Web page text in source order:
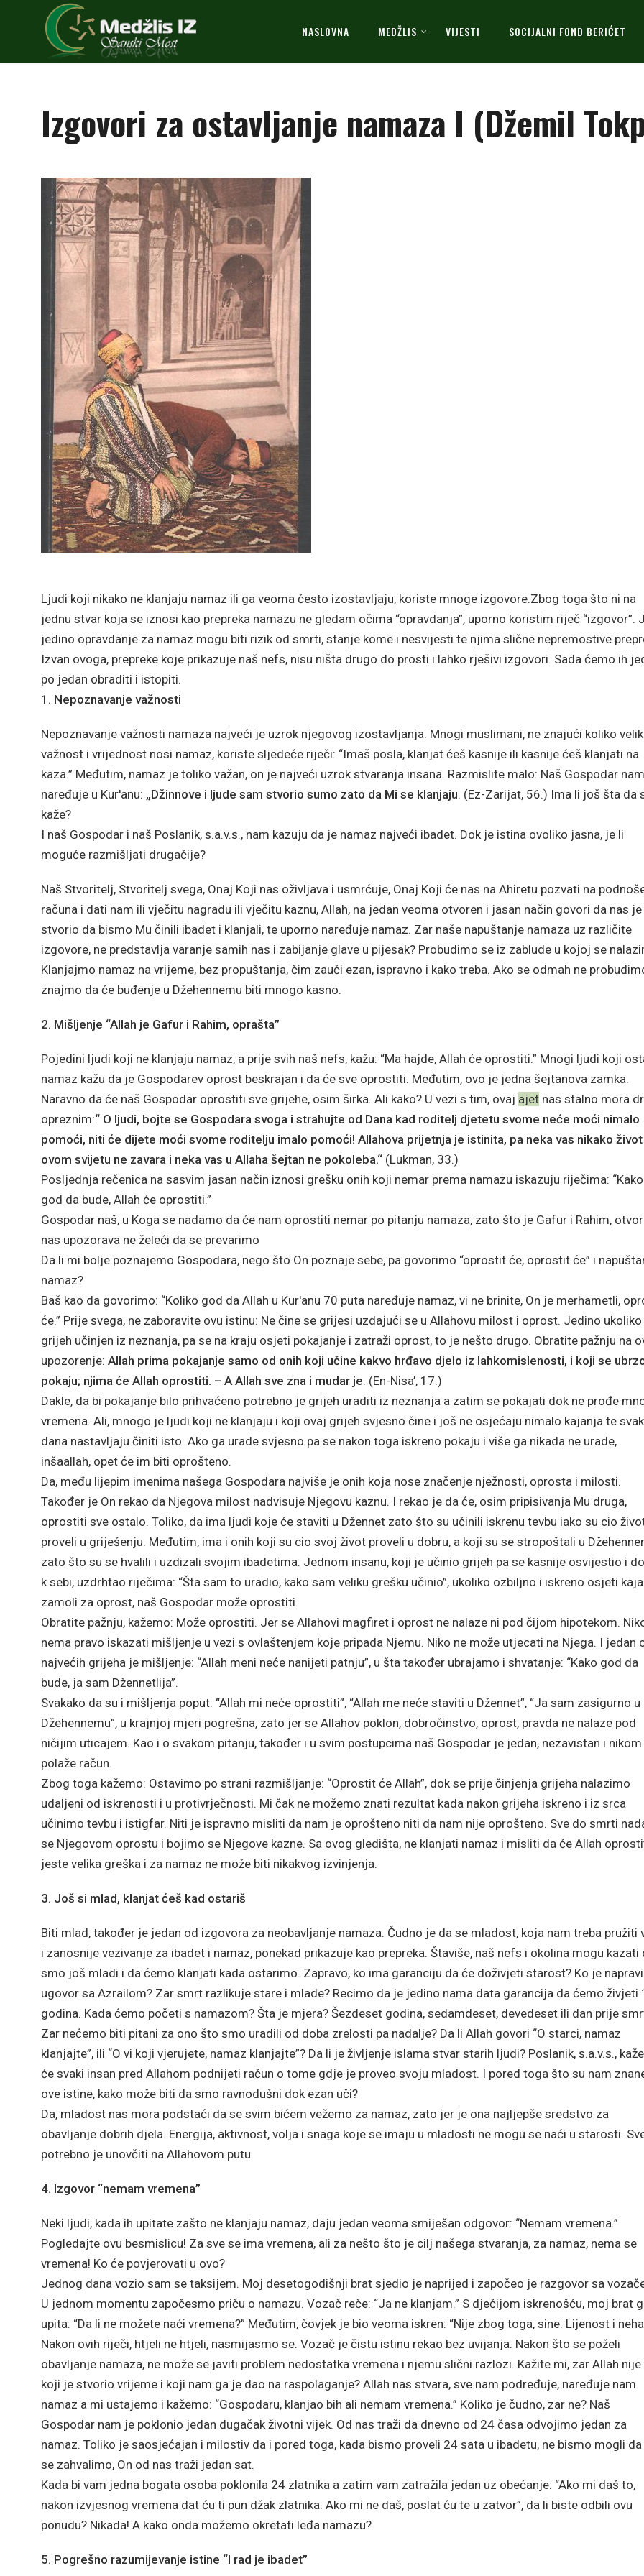
NASLOVNA MEDŽLIS VIJESTI SOCIJALNI FOND BERIĆET
Izgovori za ostavljanje namaza I (Džemil
Ljudi koji nikako ne klanjaju namaz ili ga veoma često izostavljaju, koriste mnoge izgovore.Zbog toga što ni na
jednu stvar koja se iznosi kao prepreka namazu ne gledam očima “opravdanja”, uporno koristim riječ “izgovor”.
jedino opravdanje za namaz mogu biti rizik od smrti, stanje kome i nesvijesti te njima slične nepremostive
Izvan ovoga, prepreke koje prikazuje naš nefs, nisu ništa drugo do prosti i lahko rješivi izgovori. Sada ćemo ih
po jedan obraditi i istopiti.
1. Nepoznavanje važnosti
Nepoznavanje važnosti namaza najveći je uzrok njegovog izostavljanja. Mnogi muslimani, ne znajući koliko
važnost i vrijednost nosi namaz, koriste sljedeće riječi: “Imaš posla, klanjat ćeš kasnije ili kasnije ćeš klanjati na
kaza.” Međutim, namaz je toliko važan, on je najveći uzrok stvaranja insana. Razmislite malo: Naš Gospodar nam
naređuje u Kur'anu: „Džinnove i ljude sam stvorio sumo zato da Mi se klanjaju. (Ez-Zarijat, 56.) Ima li još šta da
kaže?
I naš Gospodar i naš Poslanik, s.a.v.s., nam kazuju da je namaz najveći ibadet. Dok je istina ovoliko jasna, je li
moguće razmišljati drugačije?
Naš Stvoritelj, Stvoritelj svega, Onaj Koji nas oživljava i usmrćuje, Onaj Koji će nas na Ahiretu pozvati na
računa i dati nam ili vječitu nagradu ili vječitu kaznu, Allah, na jedan veoma otvoren i jasan način govori da nas je
stvorio da bismo Mu činili ibadet i klanjali, te uporno naređuje namaz. Zar naše napuštanje namaza uz različite
izgovore, ne predstavlja varanje samih nas i zabijanje glave u pijesak? Probudimo se iz zablude u kojoj se
Klanjajmo namaz na vrijeme, bez propuštanja, čim zauči ezan, ispravno i kako treba. Ako se odmah ne
znajmo da će buđenje u Džehennemu biti mnogo kasno.
2. Mišljenje “Allah je Gafur i Rahim, oprašta”
Pojedini ljudi koji ne klanjaju namaz, a prije svih naš nefs, kažu: “Ma hajde, Allah će oprostiti.” Mnogi ljudi koji
namaz kažu da je Gospodarev oprost beskrajan i da će sve oprostiti. Međutim, ovo je jedna šejtanova zamka.
Naravno da će naš Gospodar oprostiti sve grijehe, osim širka. Ali kako? U vezi s tim, ovaj ajet nas stalno mora
opreznim:“ O ljudi, bojte se Gospodara svoga i strahujte od Dana kad roditelj djetetu svome neće moći nimalo
pomoći, niti će dijete moći svome roditelju imalo pomoći! Allahova prijetnja je istinita, pa neka vas nikako život
ovom svijetu ne zavara i neka vas u Allaha šejtan ne pokoleba.“ (Lukman, 33.)
Posljednja rečenica na sasvim jasan način iznosi grešku onih koji nemar prema namazu iskazuju riječima: “Kako
god da bude, Allah će oprostiti.”
Gospodar naš, u Koga se nadamo da će nam oprostiti nemar po pitanju namaza, zato što je Gafur i Rahim,
nas upozorava ne želeći da se prevarimo
Da li mi bolje poznajemo Gospodara, nego što On poznaje sebe, pa govorimo “oprostit će, oprostit će” i
namaz?
Baš kao da govorimo: “Koliko god da Allah u Kur'anu 70 puta naređuje namaz, vi ne brinite, On je merhametli,
će.” Prije svega, ne zaboravite ovu istinu: Ne čine se grijesi uzdajući se u Allahovu milost i oprost. Jedino
grijeh učinjen iz neznanja, pa se na kraju osjeti pokajanje i zatraži oprost, to je nešto drugo. Obratite pažnju na
upozorenje: Allah prima pokajanje samo od onih koji učine kakvo hrđavo djelo iz lahkomislenosti, i koji se
pokaju; njima će Allah oprostiti. – A Allah sve zna i mudar je. (En-Nisa’, 17.)
Dakle, da bi pokajanje bilo prihvaćeno potrebno je grijeh uraditi iz neznanja a zatim se pokajati dok ne prođe
vremena. Ali, mnogo je ljudi koji ne klanjaju i koji ovaj grijeh svjesno čine i još ne osjećaju nimalo kajanja te
dana nastavljaju činiti isto. Ako ga urade svjesno pa se nakon toga iskreno pokaju i više ga nikada ne urade,
inšaallah, opet će im biti oprošteno.
Da, među lijepim imenima našega Gospodara najviše je onih koja nose značenje nježnosti, oprosta i milosti.
Također je On rekao da Njegova milost nadvisuje Njegovu kaznu. I rekao je da će, osim pripisivanja Mu druga,
oprostiti sve ostalo. Toliko, da ima ljudi koje će staviti u Džennet zato što su učinili iskrenu tevbu iako su cio
proveli u griješenju. Međutim, ima i onih koji su cio svoj život proveli u dobru, a koji su se stropoštali u
zato što su se hvalili i uzdizali svojim ibadetima. Jednom insanu, koji je učinio grijeh pa se kasnije osvijestio i
k sebi, uzdrhtao riječima: “Šta sam to uradio, kako sam veliku grešku učinio”, ukoliko ozbiljno i iskreno osjeti
zamoli za oprost, naš Gospodar može oprostiti.
Obratite pažnju, kažemo: Može oprostiti. Jer se Allahovi magfiret i oprost ne nalaze ni pod čijom hipotekom.
nema pravo iskazati mišljenje u vezi s ovlaštenjem koje pripada Njemu. Niko ne može utjecati na Njega. I jedan
najvećih grijeha je mišljenje: “Allah meni neće nanijeti patnju”, u šta također ubrajamo i shvatanje: “Kako god da
bude, ja sam Džennetlija”.
Svakako da su i mišljenja poput: “Allah mi neće oprostiti”, “Allah me neće staviti u Džennet”, “Ja sam zasigurno u
Džehennemu”, u krajnjoj mjeri pogrešna, zato jer se Allahov poklon, dobročinstvo, oprost, pravda ne nalaze pod
ničijim uticajem. Kao i o svakom pitanju, također i u svim postupcima naš Gospodar je jedan, nezavistan i nikom
polaže račun.
Zbog toga kažemo: Ostavimo po strani razmišljanje: “Oprostit će Allah”, dok se prije činjenja grijeha nalazimo
udaljeni od iskrenosti i u protivrječnosti. Mi čak ne možemo znati rezultat kada nakon grijeha iskreno i iz srca
učinimo tevbu i istigfar. Niti je ispravno misliti da nam je oprošteno niti da nam nije oprošteno. Sve do smrti
se Njegovom oprostu i bojimo se Njegove kazne. Sa ovog gledišta, ne klanjati namaz i misliti da će Allah
jeste velika greška i za namaz ne može biti nikakvog izvinjenja.
3. Još si mlad, klanjat ćeš kad ostariš
Biti mlad, također je jedan od izgovora za neobavljanje namaza. Čudno je da se mladost, koja nam treba pružiti
i zanosnije vezivanje za ibadet i namaz, ponekad prikazuje kao prepreka. Štaviše, naš nefs i okolina mogu kazati
smo još mladi i da ćemo klanjati kada ostarimo. Zapravo, ko ima garanciju da će doživjeti starost? Ko je
ugovor sa Azrailom? Zar smrt razlikuje stare i mlade? Recimo da je jedino nama data garancija da ćemo živjeti
godina. Kada ćemo početi s namazom? Šta je mjera? Šezdeset godina, sedamdeset, devedeset ili dan prije
Zar nećemo biti pitani za ono što smo uradili od doba zrelosti pa nadalje? Da li Allah govori “O starci, namaz
klanjajte”, ili “O vi koji vjerujete, namaz klanjajte”? Da li je življenje islama stvar starih ljudi? Poslanik, s.a.v.s.,
će svaki insan pred Allahom podnijeti račun o tome gdje je proveo svoju mladost. I pored toga što su nam
ove istine, kako može biti da smo ravnodušni dok ezan uči?
Da, mladost nas mora podstaći da se svim bićem vežemo za namaz, zato jer je ona najljepše sredstvo za
obavljanje dobrih djela. Energija, aktivnost, volja i snaga koje se imaju u mladosti ne mogu se naći u starosti.
potrebno je unovčiti na Allahovom putu.
4. Izgovor “nemam vremena”
Neki ljudi, kada ih upitate zašto ne klanjaju namaz, daju jedan veoma smiješan odgovor: “Nemam vremena.”
Pogledajte ovu besmislicu! Za sve se ima vremena, ali za nešto što je cilj našega stvaranja, za namaz, nema se
vremena! Ko će povjerovati u ovo?
Jednog dana vozio sam se taksijem. Moj desetogodišnji brat sjedio je naprijed i započeo je razgovor sa
U jednom momentu započesmo priču o namazu. Vozač reče: “Ja ne klanjam.” S dječijom iskrenošću, moj brat
upita: “Da li ne možete naći vremena?” Međutim, čovjek je bio veoma iskren: “Nije zbog toga, sine. Lijenost i
Nakon ovih riječi, htjeli ne htjeli, nasmijasmo se. Vozač je čistu istinu rekao bez uvijanja. Nakon što se poželi
obavljanje namaza, ne može se javiti problem nedostatka vremena i njemu slični razlozi. Kažite mi, zar Allah
koji je stvorio vrijeme i koji nam ga je dao na raspolaganje? Allah nas stvara, sve nam podređuje, naređuje nam
namaz a mi ustajemo i kažemo: “Gospodaru, klanjao bih ali nemam vremena.” Koliko je čudno, zar ne? Naš
Gospodar nam je poklonio jedan dugačak životni vijek. Od nas traži da dnevno od 24 časa odvojimo jedan za
namaz. Toliko je saosjećajan i milostiv da i pored toga, kada bismo proveli 24 sata u ibadetu, ne bismo mogli da
se zahvalimo, On od nas traži jedan sat.
Kada bi vam jedna bogata osoba poklonila 24 zlatnika a zatim vam zatražila jedan uz obećanje: “Ako mi daš to,
nakon izvjesnog vremena dat ću ti pun džak zlatnika. Ako mi ne daš, poslat ću te u zatvor”, da li biste odbili ovu
ponudu? Nikada! A kako onda možemo okretati leđa namazu?
5. Pogrešno razumijevanje istine “I rad je ibadet”